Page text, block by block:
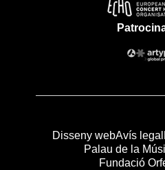
Disseny webAvís legal
Palau de la
Fundació